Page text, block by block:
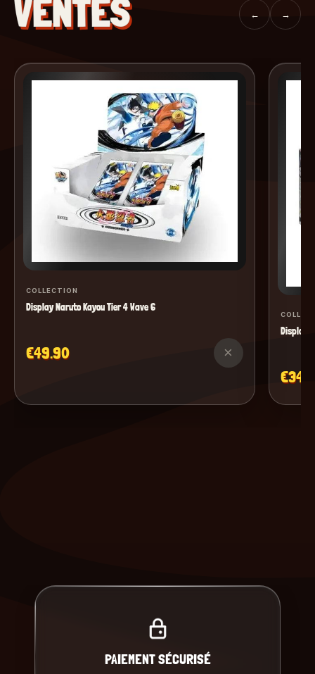
VENTES ← →
COLLECTION
Display Naruto Kayou Tier 4 Wave 6
€49.90 ×
Display
PAIEMENT SÉCURISÉ